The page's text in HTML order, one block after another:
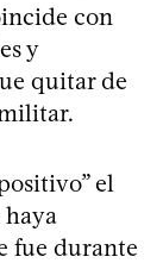
con
y
quitar de
el
haya
fue durante